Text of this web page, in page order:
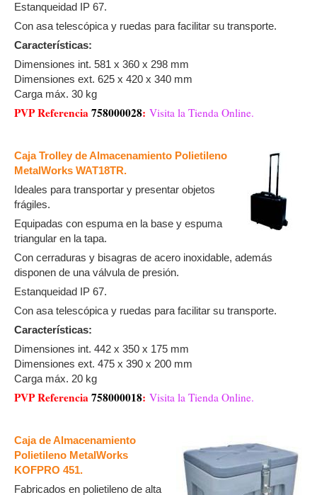
Estanqueidad IP 67.
Con asa telescópica y ruedas para facilitar su transporte.
Características:
Dimensiones int. 581 x 360 x 298 mm
Dimensiones ext. 625 x 420 x 340 mm
Carga máx. 30 kg
PVP Referencia758000028: Visita la Tienda Online.
Caja Trolley de Almacenamiento Polietileno
MetalWorks WAT18TR.
Ideales para transportar y presentar objetos
frágiles.
Equipadas con espuma en la base y espuma
triangular en la tapa.
Con cerraduras y bisagras de acero inoxidable, además
disponen de una válvula de presión.
Estanqueidad IP 67.
Con asa telescópica y ruedas para facilitar su transporte.
Características:
Dimensiones int. 442 x 350 x 175 mm
Dimensiones ext. 475 x 390 x 200 mm
Carga máx. 20 kg
PVP Referencia758000018: Visita la Tienda Online.
Caja de Almacenamiento
Polietileno MetalWorks
KOFPRO 451.
Fabricados en polietileno de alta